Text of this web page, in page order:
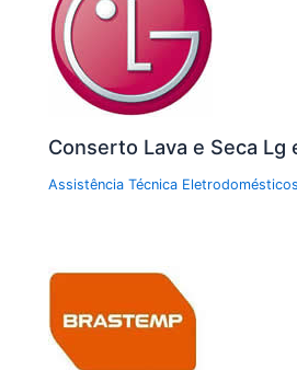
Conserto Lava e Seca Lg
Assistência Técnica Eletrodomésticos